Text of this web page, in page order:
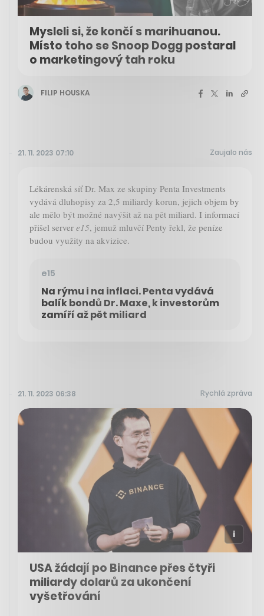
Mysleli si, že končí s marihuanou.
Místo toho se Snoop Dogg postaral
o marketingový tah roku
FILIP HOUSKA
21. 11. 2023 07:10 Zaujalo nás
Lékárenská síť Dr. Max ze skupiny Penta Investments
vydává dluhopisy za 2,5 miliardy korun, jejich objem by
ale mělo být možné navýšit až na pět miliard. I informací
přišel server e15, jemuž mluvčí Penty řekl, že peníze
budou využity na akvizice.
e15
Na rýmu i na inflaci. Penta vydává
balík bondů Dr. Maxe, k investorům
zamíří až pět miliard
21. 11. 2023 06:38 Rychlá zpráva
USA žádají po Binance přes čtyři
miliardy dolarů za ukončení
vyšetřování